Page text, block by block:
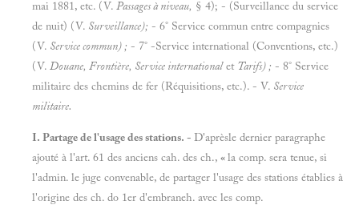
mai 1881, etc. (V. Passages à niveau, § 4); - (Surveillance du service
de nuit) (V. Surveillance); - 6° Service commun entre compagnies
(V. Service commun) ; - 7° -Service international (Conventions, etc.)
(V. Douane, Frontière, Service internationalet Tarifs) ; - 8° Service
militaire des chemins de fer (Réquisitions, etc.). - V. Service
militaire.
I. Partage de l'usage des stations. - D'aprèsle dernier paragraphe
ajouté à l'art. 61 des anciens cah. des ch., «la comp. sera tenue, si
l'admin. le juge convenable, de partager l'usage des stations établies à
l'origine des ch. do 1er d'embraneh. avec les comp.